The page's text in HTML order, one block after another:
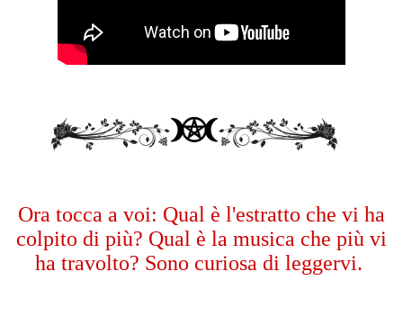
Ora tocca a voi: Qual è l'estratto che vi ha
colpito di più? Qual è la musica che più vi
ha travolto? Sono curiosa di leggervi.